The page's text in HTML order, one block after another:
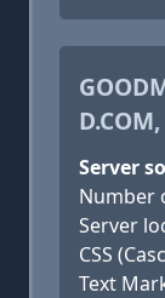
Server
Number
Server
CSS
Text